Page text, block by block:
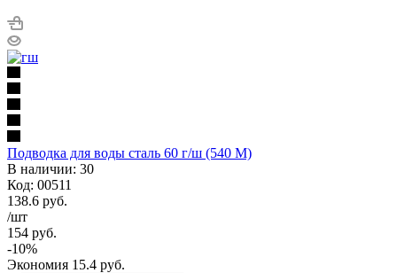
Подводка для воды сталь 60 г/ш (540 М)
В наличии: 30
Код: 00511
138.6 руб.
/шт
154 руб.
-10%
Экономия 15.4 руб.